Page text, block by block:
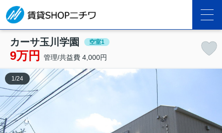
カーサ玉川学園 空室1
9万円 管理/共益費 4,000円
1 /24